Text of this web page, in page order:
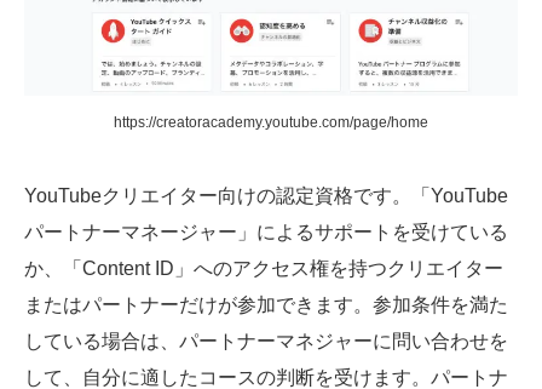
https://creatoracademy.youtube.com/page/home
YouTubeクリエイター向けの認定資格です。「YouTube
パートナーマネージャー」によるサポートを受けている
か、「Content ID」へのアクセス権を持つクリエイター
またはパートナーだけが参加できます。参加条件を満た
している場合は、パートナーマネジャーに問い合わせを
して、自分に適したコースの判断を受けます。パートナ